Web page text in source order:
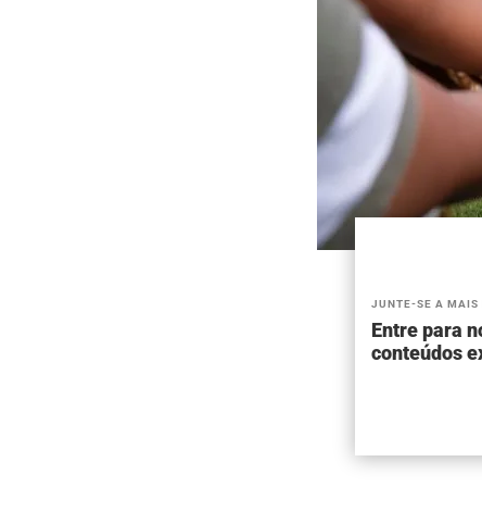
JUNTE-SE A MAIS
Entre para
conteúdos